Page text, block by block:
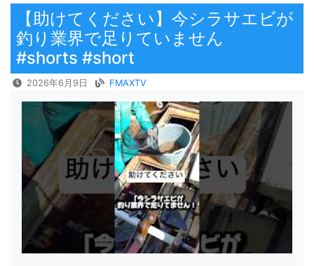
【助けてください】今シラサエビが
釣り業界で足りていません
#shorts #short
2026年6月9日 FMAXTV